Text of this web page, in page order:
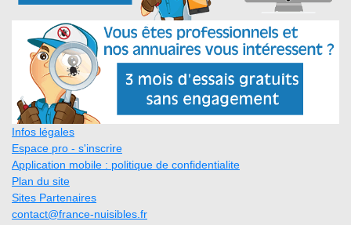
Infos légales
Espace pro - s'inscrire
Application mobile : politique de confidentialite
Plan du site
Sites Partenaires
contact@france-nuisibles.fr